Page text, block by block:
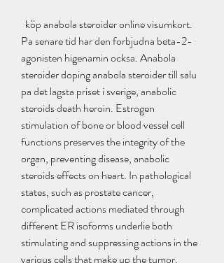
  köp anabola steroider online visumkort.
Pa senare tid har den forbjudna beta-2-
agonisten higenamin ocksa. Anabola
steroider doping anabola steroider till salu
pa det lagsta priset i sverige, anabolic
steroids death heroin. Estrogen
stimulation of bone or blood vessel cell
functions preserves the integrity of the
organ, preventing disease, anabolic
steroids effects on heart. In pathological
states, such as prostate cancer,
complicated actions mediated through
different ER isoforms underlie both
stimulating and suppressing actions in the
various cells that make up the tumor.